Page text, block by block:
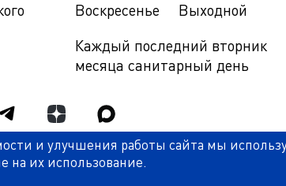
Воскресенье
Выходной
Каждый последний вторник
месяца санитарный день
данных
и улучшения работы сайта мы
на их использование.